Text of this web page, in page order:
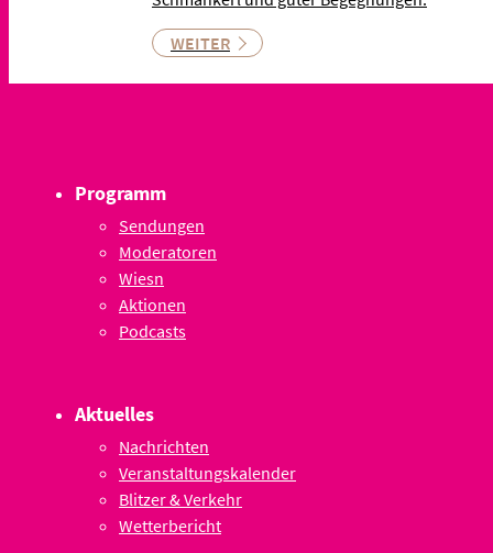
WEITER
Programm
Sendungen
Moderatoren
Wiesn
Aktionen
Podcasts
Aktuelles
Nachrichten
Veranstaltungskalender
Blitzer & Verkehr
Wetterbericht